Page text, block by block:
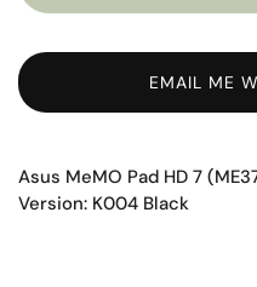
EMAIL ME
Asus MeMO Pad HD 7
Version: K004 Black